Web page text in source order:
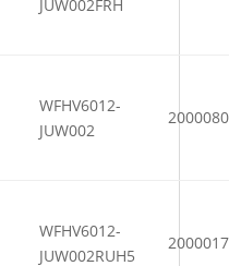
JUW002FRH
WFHV6012-
JUW002
WFHV6012-
JUW002RUH5